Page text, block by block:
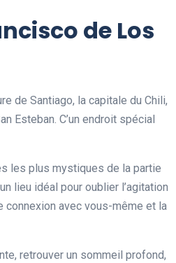
de Los
de Santiago, la capitale du Chili,
Esteban. C’un endroit spécial
les plus mystiques de la partie
lieu idéal pour oublier l’agitation
connexion avec vous-même et la
retrouver un sommeil profond,